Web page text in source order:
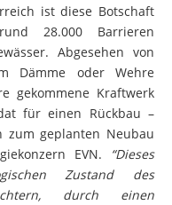
ist diese Botschaft
28.000 Barrieren
Abgesehen von
Dämme oder Wehre
gekommene Kraftwerk
für einen Rückbau –
zum geplanten Neubau
EVN. “Dieses
Zustand des
durch einen